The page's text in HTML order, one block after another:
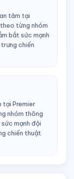
tâm tại
từng nhóm
bắt sức mạnh
chiến
tại Premier
nhóm thông
mạnh đội
chiến thuật